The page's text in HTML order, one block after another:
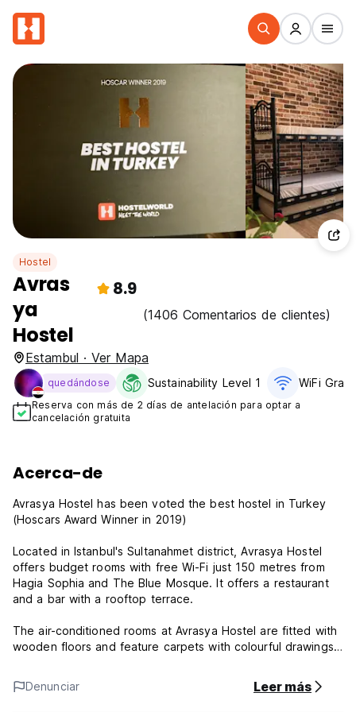
Hostel
Avras
ya
Hostel
8.9
(1406 Comentarios de clientes)
Estambul · Ver Mapa
quedándose Sustainability Level 1 WiFi Gratis
Reserva con más de 2 días de antelación para optar a
cancelación gratuita
Acerca-de
Avrasya Hostel has been voted the best hostel in Turkey
(Hoscars Award Winner in 2019)
Located in Istanbul's Sultanahmet district, Avrasya Hostel
offers budget rooms with free Wi-Fi just 150 metres from
Hagia Sophia and The Blue Mosque. It offers a restaurant
and a bar with a rooftop terrace.
The air-conditioned rooms at Avrasya Hostel are fitted with
wooden floors and feature carpets with colourful drawings.
boxes are available at the reception.
Denunciar Leer más